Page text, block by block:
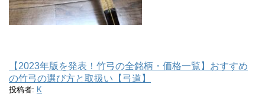
【2023年版を発表！竹弓の全銘柄・価格一覧】おすすめ
の竹弓の選び方と取扱い【弓道】
投稿者: K